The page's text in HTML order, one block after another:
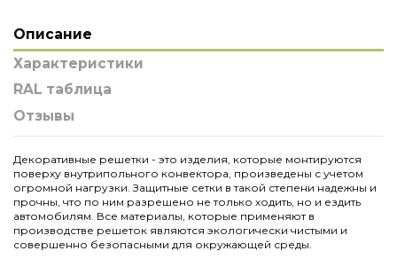
Описание
Характеристики
RAL таблица
Отзывы
Декоративные решетки - это изделия, которые монтируются
поверху внутрипольного конвектора, произведены с учетом
огромной нагрузки. Защитные сетки в такой степени надежны и
прочны, что по ним разрешено не только ходить, но и ездить
автомобилям. Все материалы, которые применяют в
производстве решеток являются экологически чистыми и
совершенно безопасными для окружающей среды.